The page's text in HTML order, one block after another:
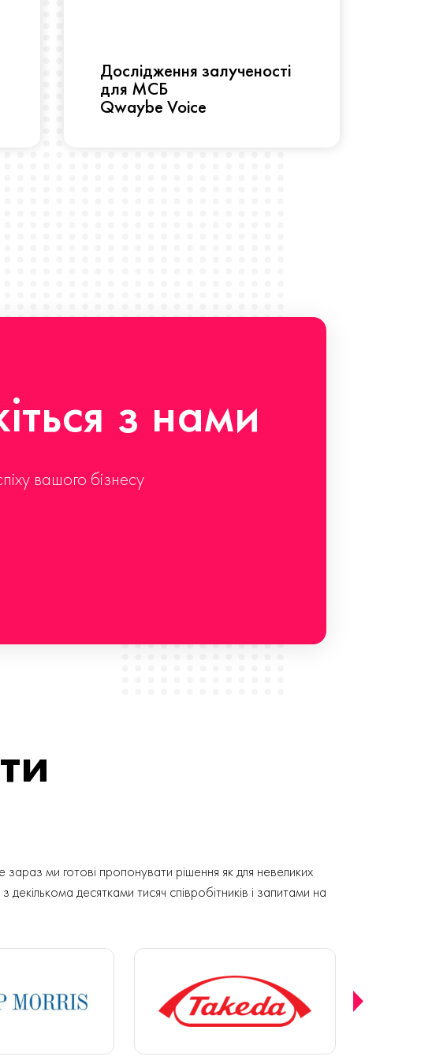
Дослідження залученості
для МСБ
Qwaybe Voice
з нами
вашого бізнесу
ми готові пропонувати рішення як для невеликих
декількома десятками тисяч співробітників і запитами на